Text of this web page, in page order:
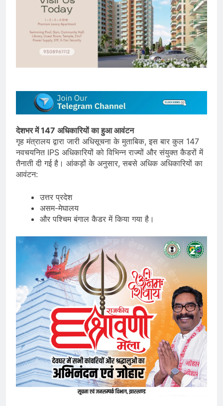
देशभर में 147 अधिकारियों का हुआ आवंटन
गृह मंत्रालय द्वारा जारी अधिसूचना के मुताबिक, इस बार कुल 147
नवचयनित IPS अधिकारियों को विभिन्न राज्यों और संयुक्त कैडरों में
तैनाती दी गई है। आंकड़ों के अनुसार, सबसे अधिक अधिकारियों का
आवंटन:
उत्तर प्रदेश
असम-मेघालय
और पश्चिम बंगाल कैडर में किया गया है।